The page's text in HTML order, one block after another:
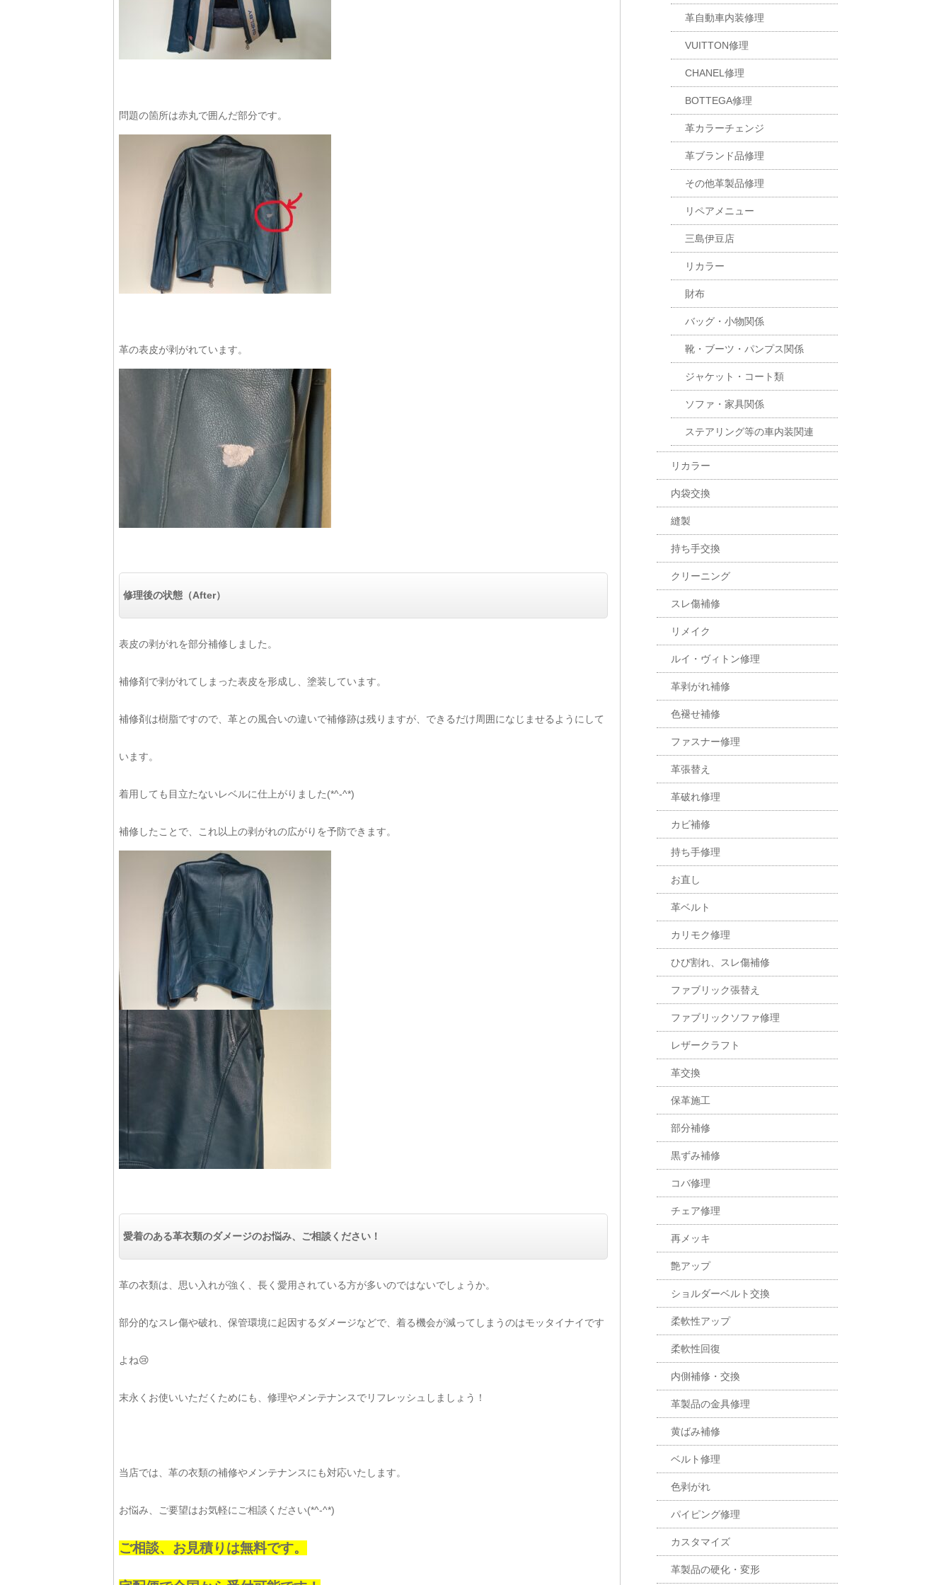
問題の箇所は赤丸で囲んだ部分です。
革の表皮が剥がれています。
修理後の状態（After）
表皮の剥がれを部分補修しました。
補修剤で剥がれてしまった表皮を形成し、塗装しています。
補修剤は樹脂ですので、革との風合いの違いで補修跡は残りますが、できるだけ周囲になじませるようにして
います。
着用しても目立たないレベルに仕上がりました(*^-^*)
補修したことで、これ以上の剥がれの広がりを予防できます。
愛着のある革衣類のダメージのお悩み、ご相談ください！
革の衣類は、思い入れが強く、長く愛用されている方が多いのではないでしょうか。
部分的なスレ傷や破れ、保管環境に起因するダメージなどで、着る機会が減ってしまうのはモッタイナイです
よね😢
末永くお使いいただくためにも、修理やメンテナンスでリフレッシュしましょう！
当店では、革の衣類の補修やメンテナンスにも対応いたします。
お悩み、ご要望はお気軽にご相談ください(*^-^*)
ご相談、お見積りは無料です。
革自動車内装修理
VUITTON修理
CHANEL修理
BOTTEGA修理
革カラーチェンジ
革ブランド品修理
その他革製品修理
リペアメニュー
三島伊豆店
リカラー
財布
バッグ・小物関係
靴・ブーツ・パンプス関係
ジャケット・コート類
ソファ・家具関係
ステアリング等の車内装関連
リカラー
内袋交換
縫製
持ち手交換
クリーニング
スレ傷補修
リメイク
ルイ・ヴィトン修理
革剥がれ補修
色褪せ補修
ファスナー修理
革張替え
革破れ修理
カビ補修
持ち手修理
お直し
革ベルト
カリモク修理
ひび割れ、スレ傷補修
ファブリック張替え
ファブリックソファ修理
レザークラフト
革交換
保革施工
部分補修
黒ずみ補修
コバ修理
チェア修理
再メッキ
艶アップ
ショルダーベルト交換
柔軟性アップ
柔軟性回復
内側補修・交換
革製品の金具修理
黄ばみ補修
ベルト修理
色剥がれ
パイピング修理
カスタマイズ
革製品の硬化・変形